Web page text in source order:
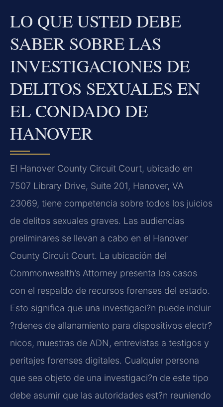
LO QUE USTED DEBE
SABER SOBRE LAS
INVESTIGACIONES DE
DELITOS SEXUALES EN
EL CONDADO DE
HANOVER
El Hanover County Circuit Court, ubicado en
7507 Library Drive, Suite 201, Hanover, VA
23069, tiene competencia sobre todos los juicios
de delitos sexuales graves. Las audiencias
preliminares se llevan a cabo en el Hanover
County Circuit Court. La ubicación del
Commonwealth’s Attorney presenta los casos
con el respaldo de recursos forenses del estado.
Esto significa que una investigaci?n puede incluir
?rdenes de allanamiento para dispositivos electr?
nicos, muestras de ADN, entrevistas a testigos y
peritajes forenses digitales. Cualquier persona
que sea objeto de una investigaci?n de este tipo
debe asumir que las autoridades est?n reuniendo